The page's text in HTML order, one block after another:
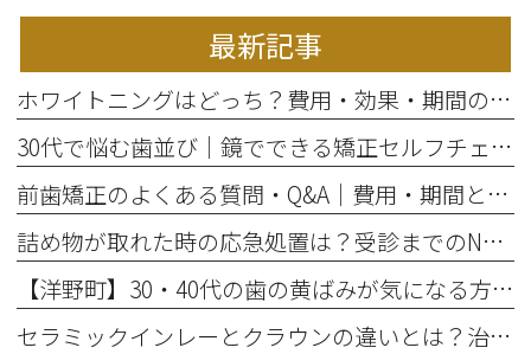
最新記事
ホワイトニングはどっち？費用・効果・期間の違いから選び方を解説
30代で悩む歯並び｜鏡でできる矯正セルフチェックと将来のリスク
前歯矯正のよくある質問・Q&A｜費用・期間と部分矯正の適応を解説
詰め物が取れた時の応急処置は？受診までのNG行動と放置リスク
【洋野町】30・40代の歯の黄ばみが気になる方へ｜ホワイトニングで変わる歯と印象
セラミックインレーとクラウンの違いとは？治療範囲別に適した選択肢を解説